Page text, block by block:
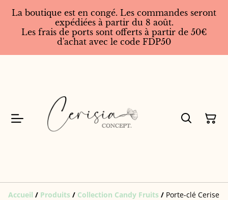
La boutique est en congé. Les commandes seront
expédiées à partir du 8 août.
Les frais de ports sont offerts à partir de 50€
d'achat avec le code FDP50
Accueil / Produits / Collection Candy Fruits / Porte-clé Cerise